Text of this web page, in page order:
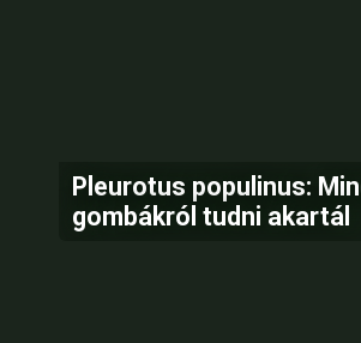
Pleurotus populinus:
gombákról tudni akartál